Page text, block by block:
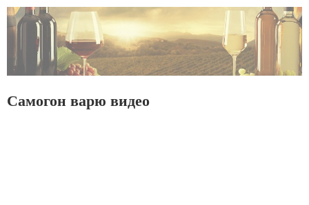
Самогон варю видео